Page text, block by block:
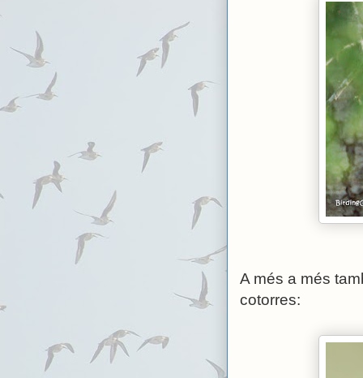
A més a més
cotorres: